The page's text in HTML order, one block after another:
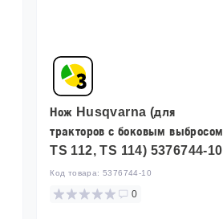
Нож Husqvarna (для
тракторов с боковым выбросом
TS 112, TS 114) 5376744-10
Код товара: 5376744-10
0